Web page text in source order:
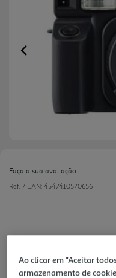
Previous
Faça a sua avaliação
Ref. / EAN: 4547410570656
149,99 €
Ao clicar em "Aceitar
armazenamento de